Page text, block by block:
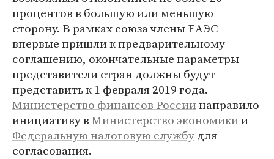
процентов в большую или меньшую
сторону. В рамках союза члены ЕАЭС
впервые пришли к предварительному
соглашению, окончательные параметры
представители стран должны будут
представить к 1 февраля 2019 года.
Министерство финансов Россиинаправило
инициативу вМинистерство экономикии
Федеральную налоговую службудля
согласования.